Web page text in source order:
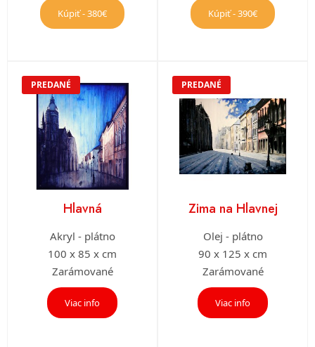
Kúpiť - 380€ Kúpiť - 390€
PREDANÉ
Hlavná
Akryl - plátno
100 x 85 x cm
Zarámované
Viac info
PREDANÉ
Zima na Hlavnej
Olej - plátno
90 x 125 x cm
Zarámované
Viac info